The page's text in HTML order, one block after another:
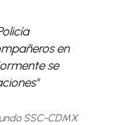
en
se
SSC-CDMX